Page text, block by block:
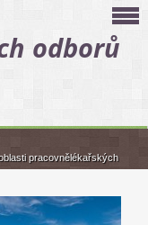
odborů
pracovnělékařských